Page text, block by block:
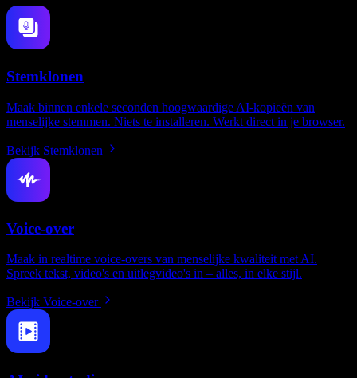
Stemklonen
Maak binnen enkele seconden hoogwaardige AI-kopieën van
menselijke stemmen. Niets te installeren. Werkt direct in je browser.
Bekijk Stemklonen
Voice-over
Maak in realtime voice-overs van menselijke kwaliteit met AI.
Spreek tekst, video's en uitlegvideo's in – alles, in elke stijl.
Bekijk Voice-over